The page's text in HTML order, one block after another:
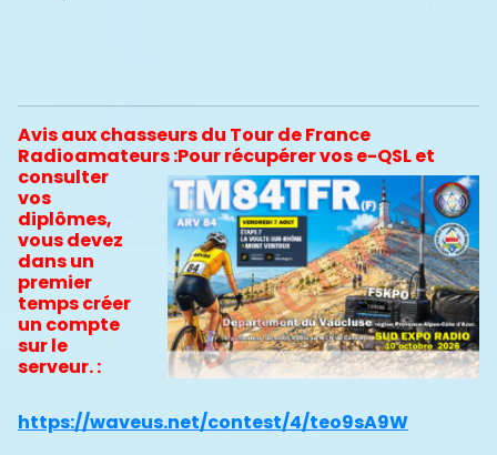
Avis aux chasseursdu Tour de France
Radioamateurs :Pour récupérer vos e-QSL et
consulter
vos
diplômes,
vous devez
dans un
premier
temps créer
un compte
sur le
serveur. :
https://waveus.net/contest/4/teo9sA9W